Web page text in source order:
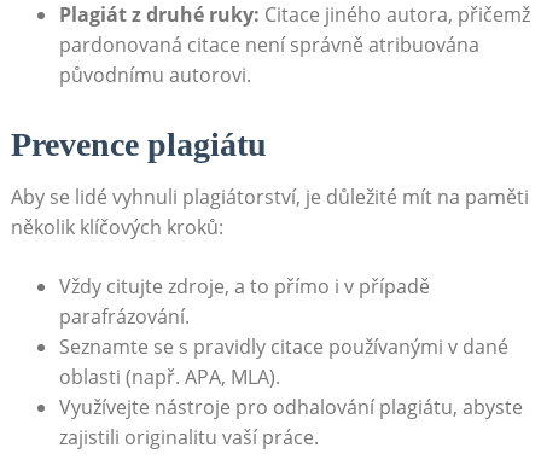
Plagiát z druhé ruky: Citace jiného autora, přičemž
pardonovaná citace není správně atribuována
původnímu autorovi.
Prevence plagiátu
Aby se lidé vyhnuli plagiátorství, je důležité mít na paměti
několik klíčových kroků:
Vždy citujte zdroje, a to přímo i v případě
parafrázování.
Seznamte se s pravidly citace používanými v dané
oblasti (např. APA, MLA).
Využívejte nástroje pro odhalování plagiátu, abyste
zajistili originalitu vaší práce.